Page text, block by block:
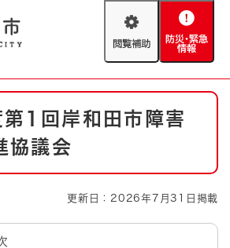
閲
助
防
緊
情
情報 救急・消防
ップ
1回岸和田市障害
協議会
更新日：2026年7月31日掲載